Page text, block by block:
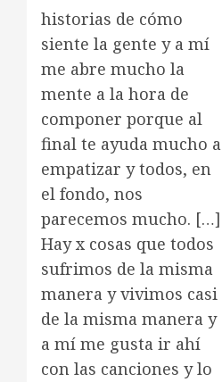
historias de cómo
siente la gente y a mí
me abre mucho la
mente a la hora de
componer porque al
final te ayuda mucho a
empatizar y todos, en
el fondo, nos
parecemos mucho. […]
Hay x cosas que todos
sufrimos de la misma
manera y vivimos casi
de la misma manera y
a mí me gusta ir ahí
con las canciones y lo